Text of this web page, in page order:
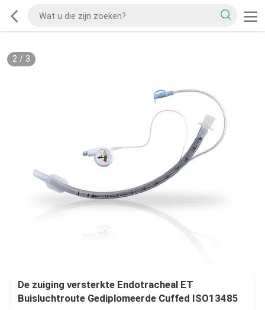
2/ 3
De zuiging versterkte Endotracheal ET
Buisluchtroute Gediplomeerde Cuffed ISO13485